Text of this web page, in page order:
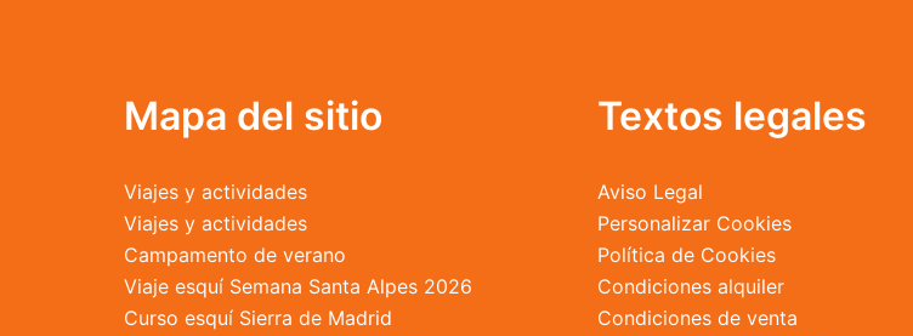
en
la
en
la
Mapa del sitio
Viajes y actividades
Viajes y actividades
Campamento de verano
Viaje esquí Semana Santa Alpes 2026
Curso esquí Sierra de Madrid
Textos legales
Aviso Legal
Personalizar Cookies
Política de Cookies
Condiciones alquiler
Condiciones de venta